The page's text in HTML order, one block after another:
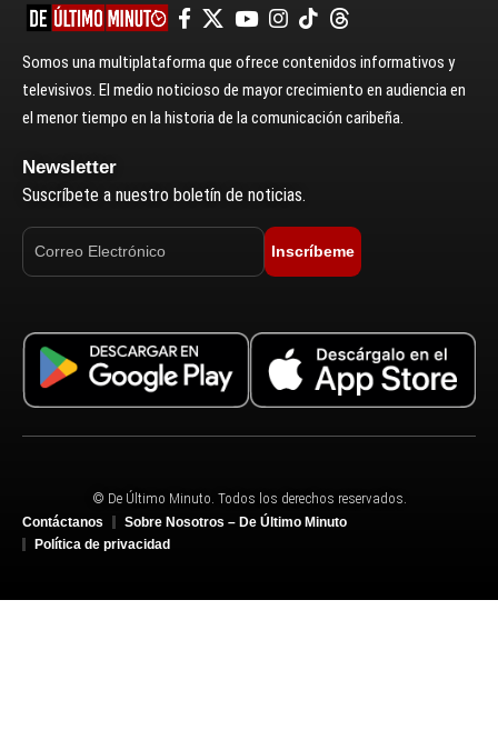
Somos una multiplataforma que ofrece contenidos informativos y
televisivos. El medio noticioso de mayor crecimiento en audiencia en
el menor tiempo en la historia de la comunicación caribeña.
Newsletter
Suscríbete a nuestro boletín de noticias.
Inscríbeme
© De Último Minuto. Todos los derechos reservados.
Contáctanos
Sobre Nosotros – De Último Minuto
Política de privacidad